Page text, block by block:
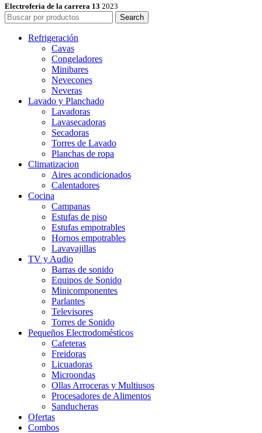
Electroferia de la carrera 13 2023
Search
Refrigeración
Cavas
Congeladores
Minibares
Nevecones
Neveras
Lavado y Planchado
Lavadoras
Lavasecadoras
Secadoras
Torres de Lavado
Planchas de ropa
Climatizacion
Aires acondicionados
Calentadores
Cocina
Campanas
Estufas de piso
Estufas empotrables
Hornos empotrables
Lavavajillas
TV y Audio
Barras de sonido
Equipos de Sonido
Minicomponentes
Parlantes
Televisores
Torres de Sonido
Pequeños Electrodomésticos
Cafeteras
Freidoras
Licuadoras
Microondas
Ollas Arroceras y Multiusos
Procesadores de Alimentos
Sanducheras
Ofertas
Combos